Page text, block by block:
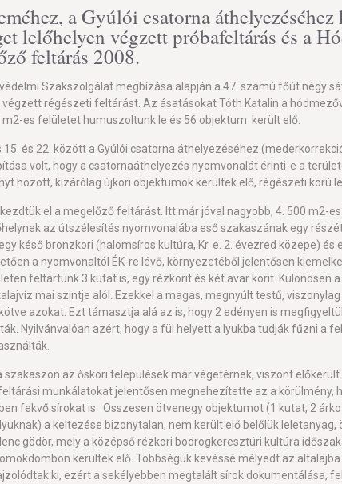
a Gyúlói csatorna
lelőhelyen végzett próbafeltárás és a
feltárás 2008.
Szakszolgálat megbízása alapján a 47. számú főút négy
régészeti feltárást. Az ásatásokat Tóth Katalin a
es felületet humuszoltunk le és 56 objektum került elő.
és 22. között a Gyúlói csatorna áthelyezéséhez
volt, hogy a csatornaáthelyezés nyomvonalát érinti-e a
hozott, kizárólag újkori objektumok kerültek elő, régészeti korú
el a megelőző feltárást. Itt már jóval nagyobb, 4. 500 m2-
az útszélesítés nyomvonalába eső szakaszának egy
késő bronzkori (halomsíros kultúra, Kr. e. 2. évezred közepe) és
a nyomvonaltól ÉK-re lévő, környezetéből jelentősen
feltártunk 3 kutat is, egy rézkorit és két avar korit. Különösen
mai szintje alól. Ezekkel a magas, megnyúlt testű,
azokat. Ezt támasztja alá az is, hogy 2 edényen is
Nyilvánvalóan azért, hogy a fül helyett a lyukba tudják fűzni a
az őskori települések már végetérnek, viszont
munkálatokat jelentősen megnehezítette az a körülmény,
fekvő sírokat is. Összesen ötvenegy objektumot (1 kutat, 2
a keltezése bizonytalan, nem került elő belőlük
gödör, mely a középső rézkori bodrogkeresztúri kultúra
kerültek elő. Többségük kevéssé mélyedt az
ki, ezért a sekélyebben megtalált sírok dokumentálása,